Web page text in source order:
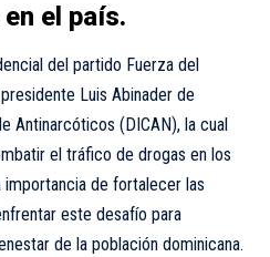
el país.
del partido Fuerza del
Luis Abinader de
Antinarcóticos (DICAN), la cual
el tráfico de drogas en los
importancia de fortalecer las
este desafío para
de la población dominicana.